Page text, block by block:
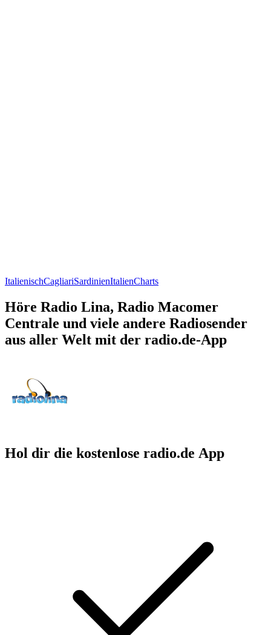
ItalienischCagliariSardinienItalienCharts
Höre Radio Lina, Radio Macomer
Centrale und viele andere Radiosender
aus aller Welt mit der radio.de-App
Hol dir die kostenlose radio.de App